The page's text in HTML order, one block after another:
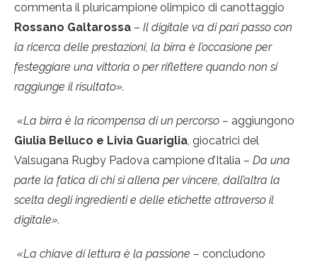
commenta il pluricampione olimpico di canottaggio
Rossano Galtarossa – Il digitale va di pari passo con
la ricerca delle prestazioni, la birra è l’occasione per
festeggiare una vittoria o per riflettere quando non si
raggiunge il risultato».
«La birra è la ricompensa di un percorso – aggiungono
Giulia Belluco e Livia Guariglia, giocatrici del
Valsugana Rugby Padova campione d’Italia – Da una
parte la fatica di chi si allena per vincere, dall’altra la
scelta degli ingredienti e delle etichette attraverso il
digitale».
«La chiave di lettura è la passione – concludono